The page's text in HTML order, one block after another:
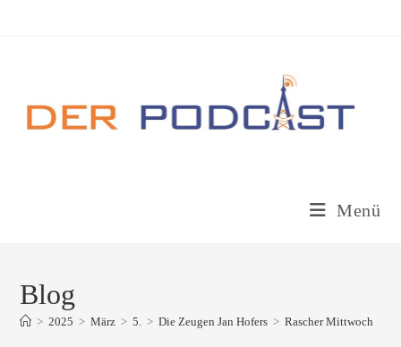
Menü
Blog
> 2025 > März > 5. > Die Zeugen Jan Hofers > Rascher Mittwoch